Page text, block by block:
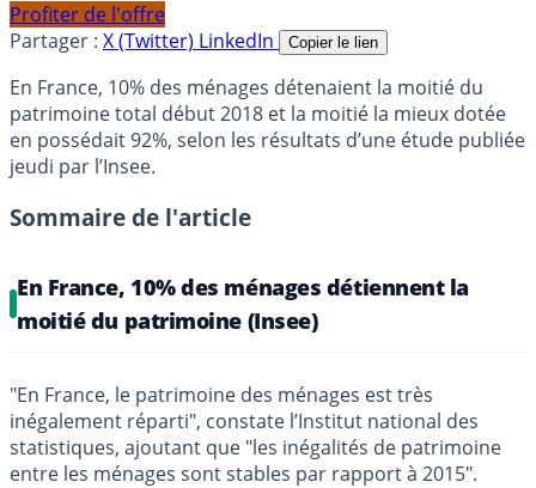
Profiter de l'offre
Partager : X (Twitter) LinkedIn Copier le lien
En France, 10% des ménages détenaient la moitié du
patrimoine total début 2018 et la moitié la mieux dotée
en possédait 92%, selon les résultats d’une étude publiée
jeudi par l’Insee.
Sommaire de l'article
En France, 10% des ménages détiennent la
moitié du patrimoine (Insee)
"En France, le patrimoine des ménages est très
inégalement réparti", constate l’Institut national des
statistiques, ajoutant que "les inégalités de patrimoine
entre les ménages sont stables par rapport à 2015".